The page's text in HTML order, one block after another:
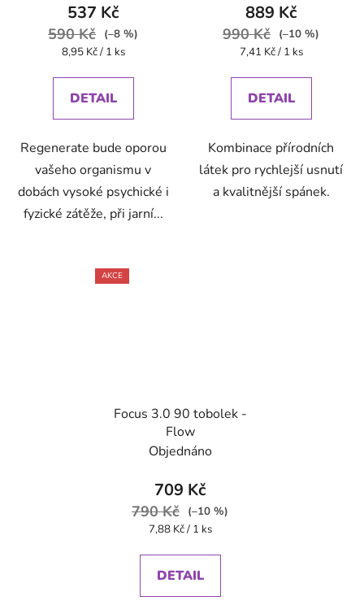
537 Kč
590 Kč
(–8 %)
Měrná
8,95 Kč / 1 ks
DETAIL
Regenerate bude oporou
vašeho organismu v
dobách vysoké psychické i
fyzické zátěže, při jarní...
889 Kč
990 Kč
(–10 %)
Měrná
7,41 Kč / 1 ks
DETAIL
Kombinace přírodních
látek pro rychlejší usnutí
a kvalitnější spánek.
AKCE
Focus 3.0 90 tobolek -
Flow
Objednáno
709 Kč
790 Kč
(–10 %)
Měrná
7,88 Kč / 1 ks
DETAIL